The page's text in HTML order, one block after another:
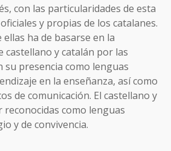
con las particularidades de esta
y propias de los catalanes.
ha de basarse en la
castellano y catalán por las
su presencia como lenguas
en la enseñanza, así como
de comunicación. El castellano y
reconocidas como lenguas
y de convivencia.